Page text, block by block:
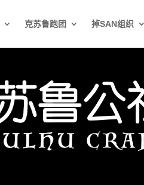
克苏鲁跑团 掉SAN组织